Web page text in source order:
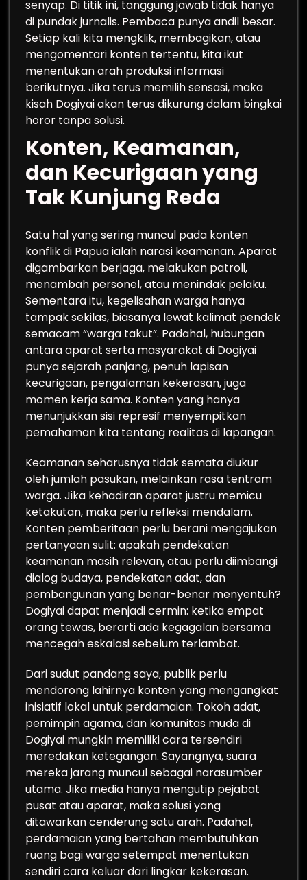
senyap. Di titik ini, tanggung jawab tidak hanya
di pundak jurnalis. Pembaca punya andil besar.
Setiap kali kita mengklik, membagikan, atau
mengomentari konten tertentu, kita ikut
menentukan arah produksi informasi
berikutnya. Jika terus memilih sensasi, maka
kisah Dogiyai akan terus dikurung dalam bingkai
horor tanpa solusi.
Konten, Keamanan,
dan Kecurigaan yang
Tak Kunjung Reda
Satu hal yang sering muncul pada konten
konflik di Papua ialah narasi keamanan. Aparat
digambarkan berjaga, melakukan patroli,
menambah personel, atau menindak pelaku.
Sementara itu, kegelisahan warga hanya
tampak sekilas, biasanya lewat kalimat pendek
semacam “warga takut”. Padahal, hubungan
antara aparat serta masyarakat di Dogiyai
punya sejarah panjang, penuh lapisan
kecurigaan, pengalaman kekerasan, juga
momen kerja sama. Konten yang hanya
menunjukkan sisi represif menyempitkan
pemahaman kita tentang realitas di lapangan.
Keamanan seharusnya tidak semata diukur
oleh jumlah pasukan, melainkan rasa tentram
warga. Jika kehadiran aparat justru memicu
ketakutan, maka perlu refleksi mendalam.
Konten pemberitaan perlu berani mengajukan
pertanyaan sulit: apakah pendekatan
keamanan masih relevan, atau perlu diimbangi
dialog budaya, pendekatan adat, dan
pembangunan yang benar-benar menyentuh?
Dogiyai dapat menjadi cermin: ketika empat
orang tewas, berarti ada kegagalan bersama
mencegah eskalasi sebelum terlambat.
Dari sudut pandang saya, publik perlu
mendorong lahirnya konten yang mengangkat
inisiatif lokal untuk perdamaian. Tokoh adat,
pemimpin agama, dan komunitas muda di
Dogiyai mungkin memiliki cara tersendiri
meredakan ketegangan. Sayangnya, suara
mereka jarang muncul sebagai narasumber
utama. Jika media hanya mengutip pejabat
pusat atau aparat, maka solusi yang
ditawarkan cenderung satu arah. Padahal,
perdamaian yang bertahan membutuhkan
ruang bagi warga setempat menentukan
sendiri cara keluar dari lingkar kekerasan.